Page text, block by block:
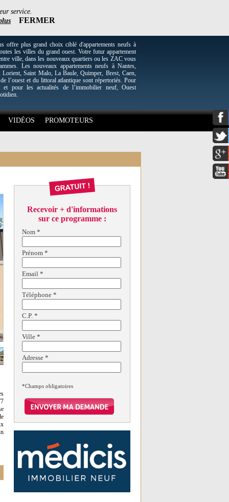
service.
FERMER
plus grand choix ciblé d'appartements neufs à
les villes du grand ouest. Votre futur appartement
ville, dans les nouveaux quartiers ou les ZAC vous
Les nouveaux appartements neufs à Nantes,
Lorient, Saint Malo, La Baule, Quimper, Brest, Caen,
l’ouest et du littoral atlantique sont répertoriés. Pour
et pour les actualités de l’immobilier neuf, Ouest
VIDÉOS PROMOTEURS
Recevoir + d'informations
sur ce programme :
Nom *
Prénom *
Email *
Téléphone *
C.P. *
Ville *
Adresse *
*Champs obligatoires